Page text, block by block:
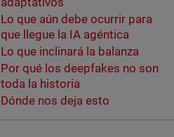
Lo que aún debe ocurrir para
que llegue la IA agéntica
Lo que inclinará la balanza
Por qué los deepfakes no son
toda la historia
Dónde nos deja esto